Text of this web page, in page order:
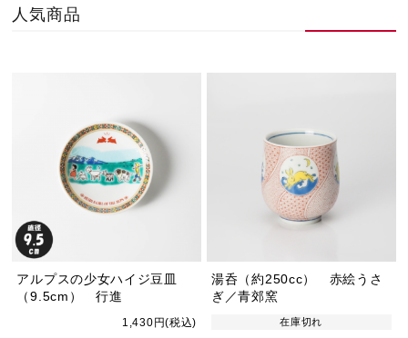
人気商品
アルプスの少女ハイジ豆皿
（9.5cm） 行進
1,430円(税込)
湯呑（約250cc） 赤絵うさ
ぎ／青郊窯
在庫切れ